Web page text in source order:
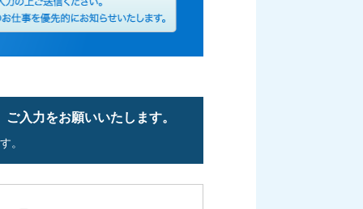
入力をお願いいたします。
。